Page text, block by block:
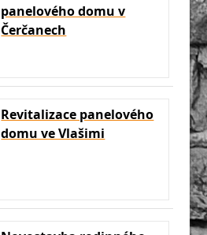
panelového domu v
Čerčanech
Revitalizace panelového
domu ve Vlašimi